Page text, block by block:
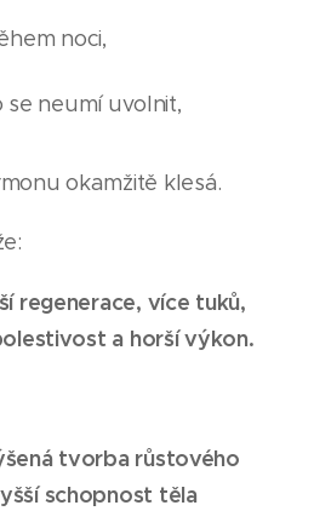
noci,
se neumí uvolnit,
okamžitě klesá.
regenerace, více tuků,
a horší výkon.
tvorba růstového
schopnost těla